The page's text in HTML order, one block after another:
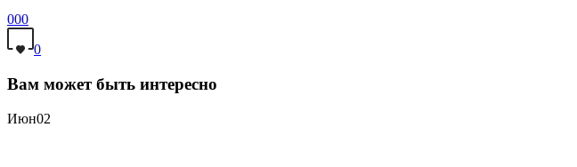
000
0
Вам может быть интересно
Июн02